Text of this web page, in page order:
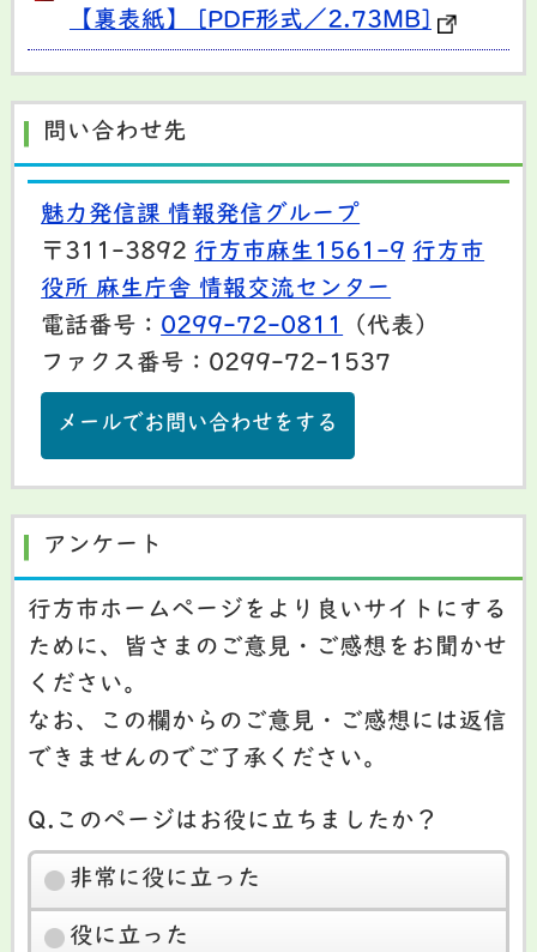
【裏表紙】 [PDF形式／2.73MB]
問い合わせ先
魅力発信課 情報発信グループ
〒311-3892 行方市麻生1561-9 行方市
役所 麻生庁舎 情報交流センター
電話番号： 0299-72-0811
（代表）
ファクス番号：0299-72-1537
メールでお問い合わせをする
アンケート
行方市ホームページをより良いサイトにする
ために、皆さまのご意見・ご感想をお聞かせ
ください。
なお、この欄からのご意見・ご感想には返信
できませんのでご了承ください。
Q.このページはお役に立ちましたか？
非常に役に立った
役に立った